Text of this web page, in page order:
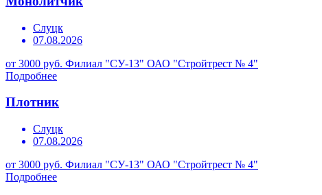
Слуцк
07.08.2026
от 3000 руб. Филиал "СУ-13" ОАО "Стройтрест № 4"
Подробнее
Плотник
Слуцк
07.08.2026
от 3000 руб. Филиал "СУ-13" ОАО "Стройтрест № 4"
Подробнее